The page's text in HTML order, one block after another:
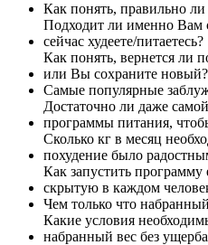
Как понять, правильно ли
Подходит ли именно Вам
сейчас худеете/питаетесь?
Как понять, вернется ли
или Вы сохраните новый?
Самые популярные
Достаточно ли даже
программы питания,
Сколько кг в месяц
похудение было
Как запустить программу
скрытую в каждом
Чем только что
Какие условия
набранный вес без